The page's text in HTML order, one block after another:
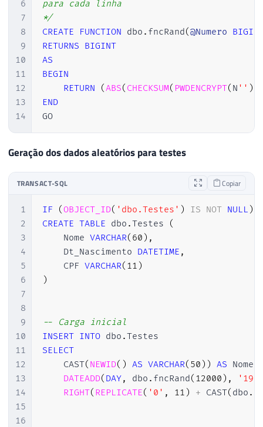
6
7
8
9
10
11
12
13
14
para cada linha
*/
CREATE
FUNCTION dbo . fncRand(@Numero
RETURNS BIGINT
AS
BEGIN
RETURN
(ABS( CHECKSUM( PWDENCRYPT( N '' )
END
GO
Geração dos dados aleatórios para testes
TRANSACT-SQL Copiar
1
2
3
4
5
6
7
8
9
10
11
12
13
14
15
16
IF (OBJECT_ID( 'dbo.Testes' ) IS NOT NULL )
CREATE TABLE dbo .Testes
(
    Nome
VARCHAR( 60 ) ,
    Dt_Nascimento
DATETIME ,
    CPF
VARCHAR( 11 )
)
-- Carga inicial
INSERT INTO dbo .
SELECT
    CAST
( NEWID( ) AS VARCHAR( 50 ) ) AS Nome
DATEADD( DAY, dbo . fncRand( 12000 ) ,
RIGHT( REPLICATE( '0' , 11 ) + CAST( dbo .